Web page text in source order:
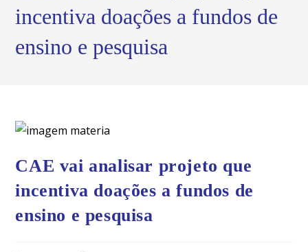
incentiva doações a fundos de
ensino e pesquisa
CAE vai analisar projeto que
incentiva doações a fundos de
ensino e pesquisa